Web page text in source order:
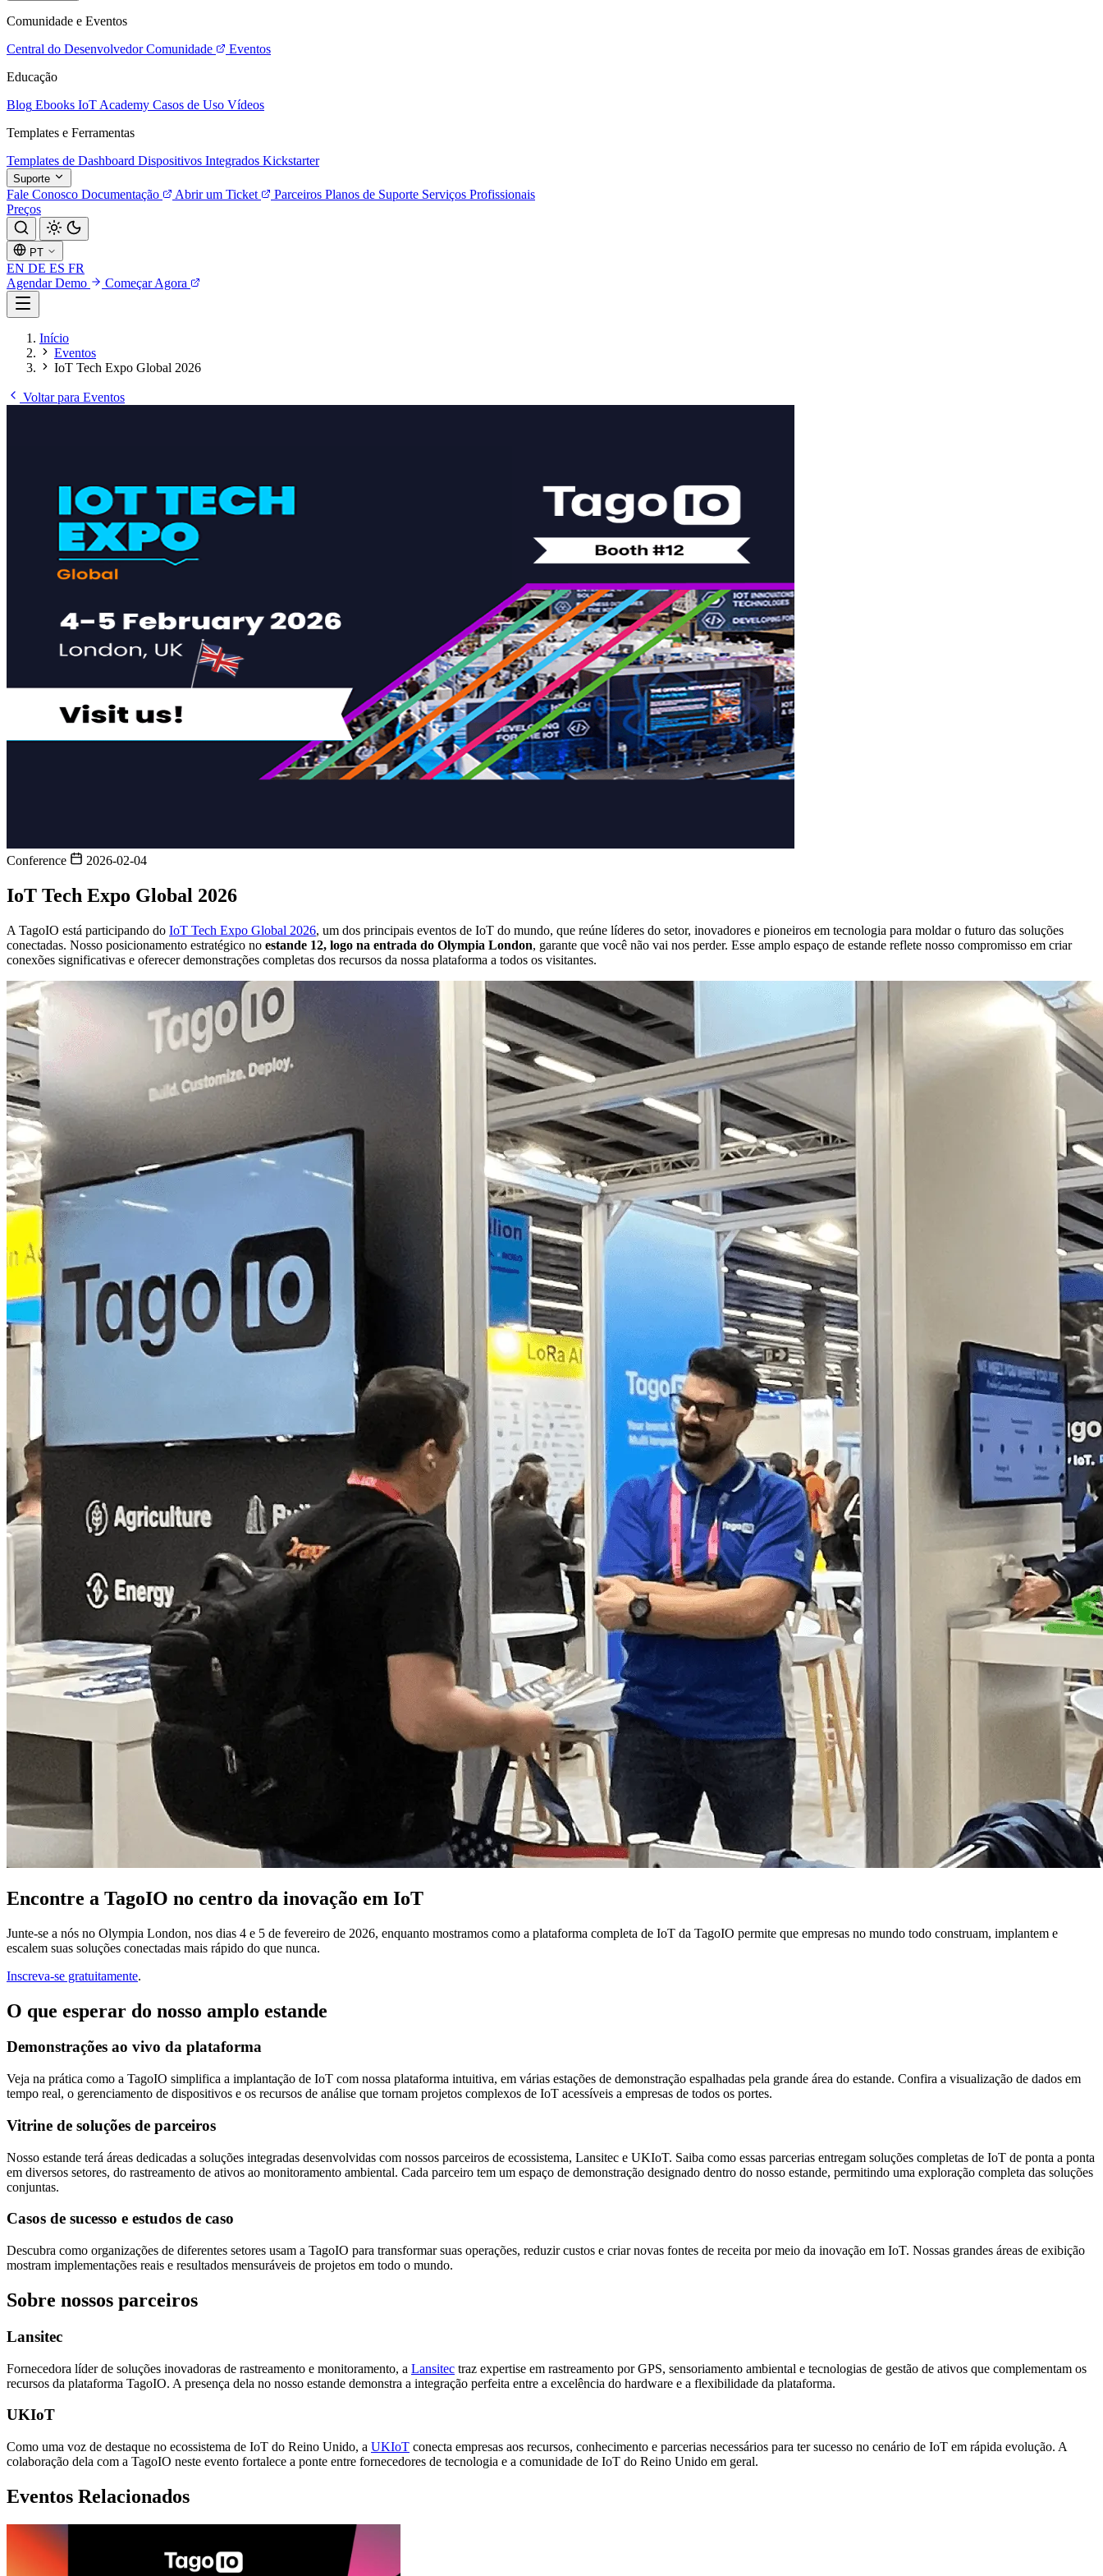
Comunidade e Eventos
Central do Desenvolvedor Comunidade
Eventos
Educação
Blog Ebooks IoT Academy Casos de Uso Vídeos
Templates e Ferramentas
Templates de Dashboard Dispositivos Integrados Kickstarter
Suporte
Fale Conosco Documentação Abrir um Ticket Parceiros Planos de Suporte Serviços Profissionais
Preços
PT
EN DE ES FR
Agendar Demo
Começar Agora
Início
Eventos
IoT Tech Expo Global 2026
Voltar para Eventos
Conference 2026-02-04
IoT Tech Expo Global 2026
A TagoIO está participando do IoT Tech Expo Global 2026, um dos principais eventos de IoT do mundo, que reúne líderes do setor, inovadores e pioneiros em tecnologia para moldar o futuro das soluções
conectadas. Nosso posicionamento estratégico no estande 12, logo na entrada do Olympia London, garante que você não vai nos perder. Esse amplo espaço de estande reflete nosso compromisso em criar
conexões significativas e oferecer demonstrações completas dos recursos da nossa plataforma a todos os visitantes.
Encontre a TagoIO no centro da inovação em IoT
Junte-se a nós no Olympia London, nos dias 4 e 5 de fevereiro de 2026, enquanto mostramos como a plataforma completa de IoT da TagoIO permite que empresas no mundo todo construam, implantem e
escalem suas soluções conectadas mais rápido do que nunca.
Inscreva-se gratuitamente.
O que esperar do nosso amplo estande
Demonstrações ao vivo da plataforma
Veja na prática como a TagoIO simplifica a implantação de IoT com nossa plataforma intuitiva, em várias estações de demonstração espalhadas pela grande área do estande. Confira a visualização de dados em
tempo real, o gerenciamento de dispositivos e os recursos de análise que tornam projetos complexos de IoT acessíveis a empresas de todos os portes.
Vitrine de soluções de parceiros
Nosso estande terá áreas dedicadas a soluções integradas desenvolvidas com nossos parceiros de ecossistema, Lansitec e UKIoT. Saiba como essas parcerias entregam soluções completas de IoT de ponta a ponta
em diversos setores, do rastreamento de ativos ao monitoramento ambiental. Cada parceiro tem um espaço de demonstração designado dentro do nosso estande, permitindo uma exploração completa das soluções
conjuntas.
Casos de sucesso e estudos de caso
Descubra como organizações de diferentes setores usam a TagoIO para transformar suas operações, reduzir custos e criar novas fontes de receita por meio da inovação em IoT. Nossas grandes áreas de exibição
mostram implementações reais e resultados mensuráveis de projetos em todo o mundo.
Sobre nossos parceiros
Lansitec
Fornecedora líder de soluções inovadoras de rastreamento e monitoramento, a Lansitec traz expertise em rastreamento por GPS, sensoriamento ambiental e tecnologias de gestão de ativos que complementam os
recursos da plataforma TagoIO. A presença dela no nosso estande demonstra a integração perfeita entre a excelência do hardware e a flexibilidade da plataforma.
UKIoT
Como uma voz de destaque no ecossistema de IoT do Reino Unido, a UKIoT conecta empresas aos recursos, conhecimento e parcerias necessários para ter sucesso no cenário de IoT em rápida evolução. A
colaboração dela com a TagoIO neste evento fortalece a ponte entre fornecedores de tecnologia e a comunidade de IoT do Reino Unido em geral.
Eventos Relacionados